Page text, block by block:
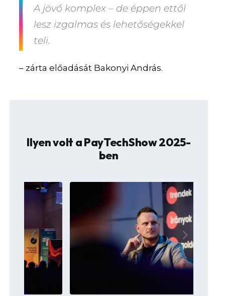
A jövő komplex – de éppen ettől
lesz izgalmas és lehetőségekkel
teli.
– zárta előadását Bakonyi András.
Ilyen volt a PayTechShow 2025-
ben